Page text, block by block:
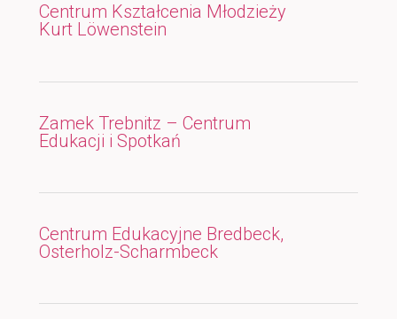
Centrum Kształcenia Młodzieży
Kurt Löwenstein
Zamek Trebnitz – Centrum
Edukacji i Spotkań
Centrum Edukacyjne Bredbeck,
Osterholz-Scharmbeck